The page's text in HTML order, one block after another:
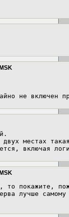
не включен
местах
включая
лучше